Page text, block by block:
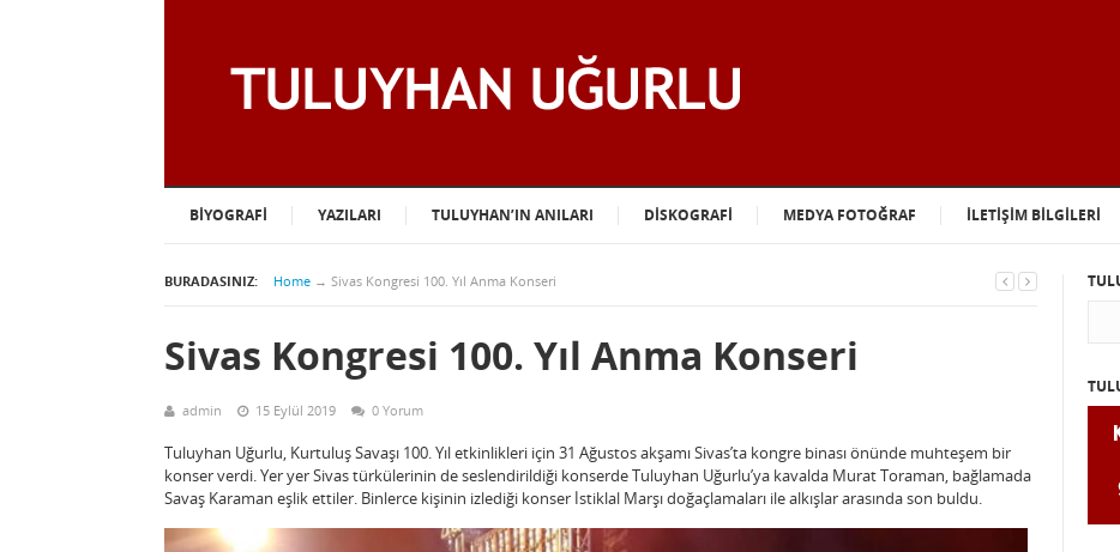
BIYOGRAFI YAZILARI TULUYHAN’IN ANILARI DİSKOGRAFİ MEDYA FOTOĞRAF İLETİŞİM BİLGİLERİ
BURADASINIZ: Home → Sivas Kongresi 100. Yıl Anma Konseri
Sivas Kongresi 100. Yıl Anma Konseri
admin 15 Eylül 2019 0 Yorum
Tuluyhan Uğurlu, Kurtuluş Savaşı 100. Yıl etkinlikleri için 31 Ağustos akşamı Sivas’ta kongre binası önünde muhteşem bir
konser verdi. Yer yer Sivas türkülerinin de seslendirildiği konserde Tuluyhan Uğurlu’ya kavalda Murat Toraman, bağlamada
Savaş Karaman eşlik ettiler. Binlerce kişinin izlediği konser İstiklal Marşı doğaçlamaları ile alkışlar arasında son buldu.